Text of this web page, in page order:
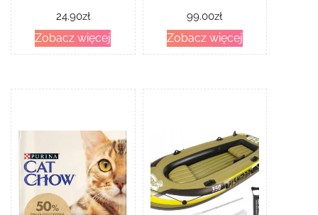
24.90zł
Zobacz więcej
99.00zł
Zobacz więcej